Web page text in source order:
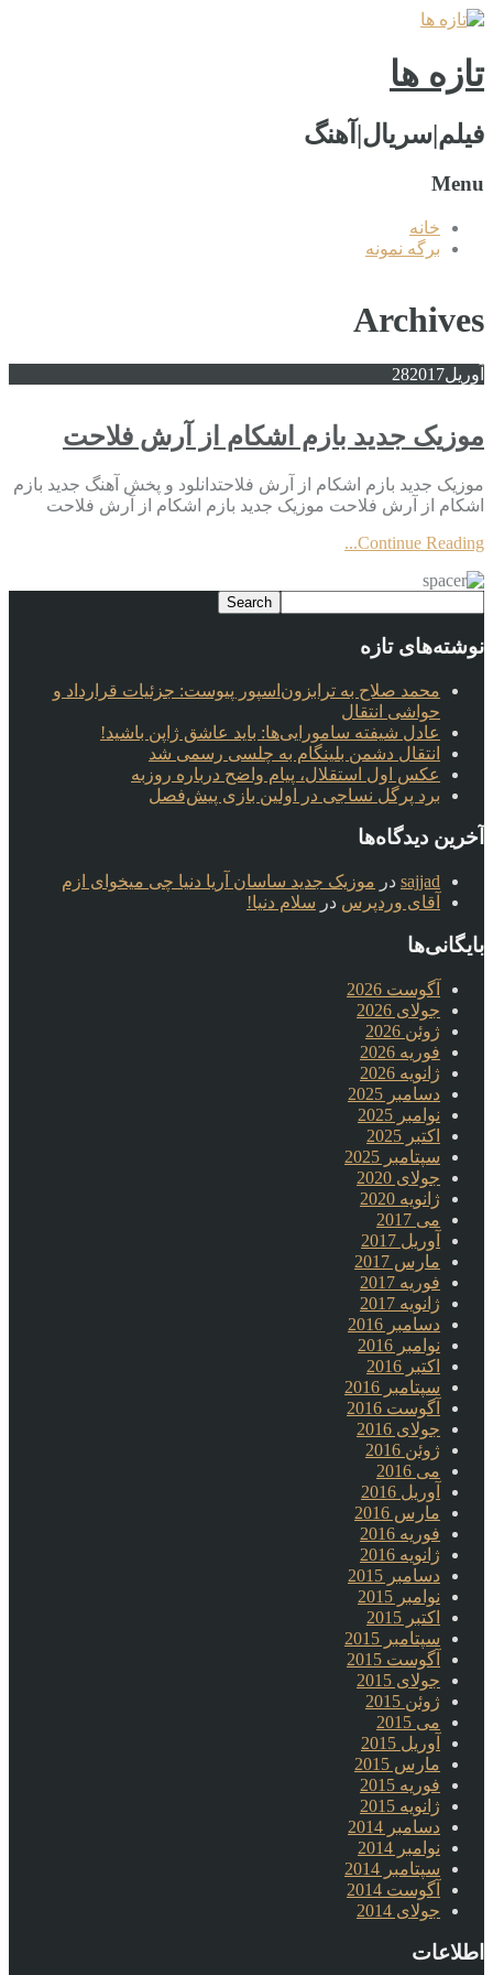
تازه ها
فیلم|سریال|آهنگ
Menu
خانه
برگه نمونه
Archives
آوریل 282017
موزیک جدید بازم اشکام از آرش فلاحت
موزیک جدید بازم اشکام از آرش فلاحتدانلود و پخش آهنگ جدید بازم
اشکام از آرش فلاحت موزیک جدید بازم اشکام از آرش فلاحت
Continue Reading...
نوشته‌های تازه
محمد صلاح به ترابزون‌اسپور پیوست: جزئیات قرارداد و
حواشی انتقال
عادل شیفته سامورایی‌ها: باید عاشق ژاپن باشید!
انتقال دشمن بلینگام به چلسی رسمی شد
عکس اول استقلال، پیام واضح درباره روزبه
برد پرگل نساجی در اولین بازی پیش‌فصل
آخرین دیدگاه‌ها
sajjad در موزیک جدید ساسان آریا دنیا چی میخوای ازم
آقای وردپرس در سلام دنیا!
بایگانی‌ها
آگوست 2026
جولای 2026
ژوئن 2026
فوریه 2026
ژانویه 2026
دسامبر 2025
نوامبر 2025
اکتبر 2025
سپتامبر 2025
جولای 2020
ژانویه 2020
می 2017
آوریل 2017
مارس 2017
فوریه 2017
ژانویه 2017
دسامبر 2016
نوامبر 2016
اکتبر 2016
سپتامبر 2016
آگوست 2016
جولای 2016
ژوئن 2016
می 2016
آوریل 2016
مارس 2016
فوریه 2016
ژانویه 2016
دسامبر 2015
نوامبر 2015
اکتبر 2015
سپتامبر 2015
آگوست 2015
جولای 2015
ژوئن 2015
می 2015
آوریل 2015
مارس 2015
فوریه 2015
ژانویه 2015
دسامبر 2014
نوامبر 2014
سپتامبر 2014
آگوست 2014
جولای 2014
اطلاعات